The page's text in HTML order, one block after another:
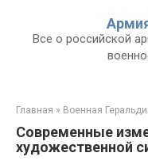
контентуВсе о российской
Главная » Военная
Современные
художественной